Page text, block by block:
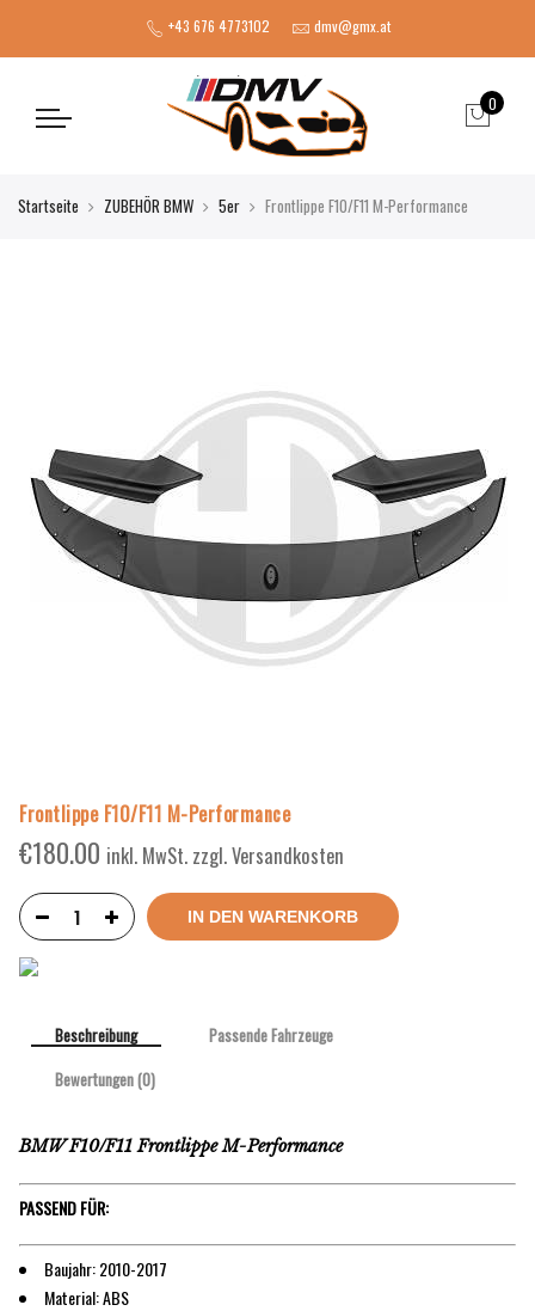
+43 676 4773102 dmv@gmx.at
0
Startseite ZUBEHÖR BMW 5er Frontlippe F10/F11 M-Performance
Frontlippe F10/F11 M-Performance
€180.00 inkl. MwSt. zzgl. Versandkosten
IN DEN WARENKORB
Beschreibung
Passende Fahrzeuge
Bewertungen (0)
BMW F10/F11 Frontlippe M-Performance
PASSEND FÜR:
Baujahr: 2010-2017
Material: ABS